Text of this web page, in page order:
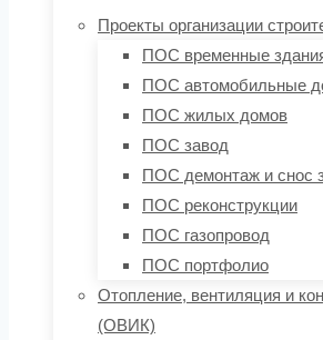
Проекты организации
ПОС временные
ПОС автомобильные
ПОС жилых домов
ПОС завод
ПОС демонтаж и снос
ПОС реконструкции
ПОС газопровод
ПОС портфолио
Отопление, вентиляция и
(ОВИК)